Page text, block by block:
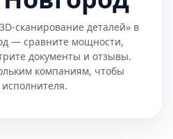
сканирование деталей» в
— сравните мощности,
документы и отзывы.
компаниям, чтобы